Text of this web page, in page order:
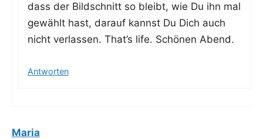
dass der Bild­schnitt so bleibt, wie Du ihn mal
gewählt hast, dar­auf kannst Du Dich auch
nicht ver­las­sen. That’s life. Schö­nen Abend.
Antworten
Maria